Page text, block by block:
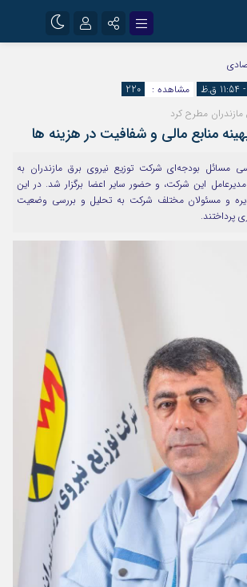
مشاهده :
220
مازندران مطرح کرد
منابع مالی و شفافیت در هزینه ها
مسائل بودجه‌ای شرکت توزیع نیروی برق مازندران به
این شرکت، و حضور سایر اعضا برگزار شد. در این
و مسئولان مختلف شرکت به تحلیل و بررسی وضعیت
پرداختند.